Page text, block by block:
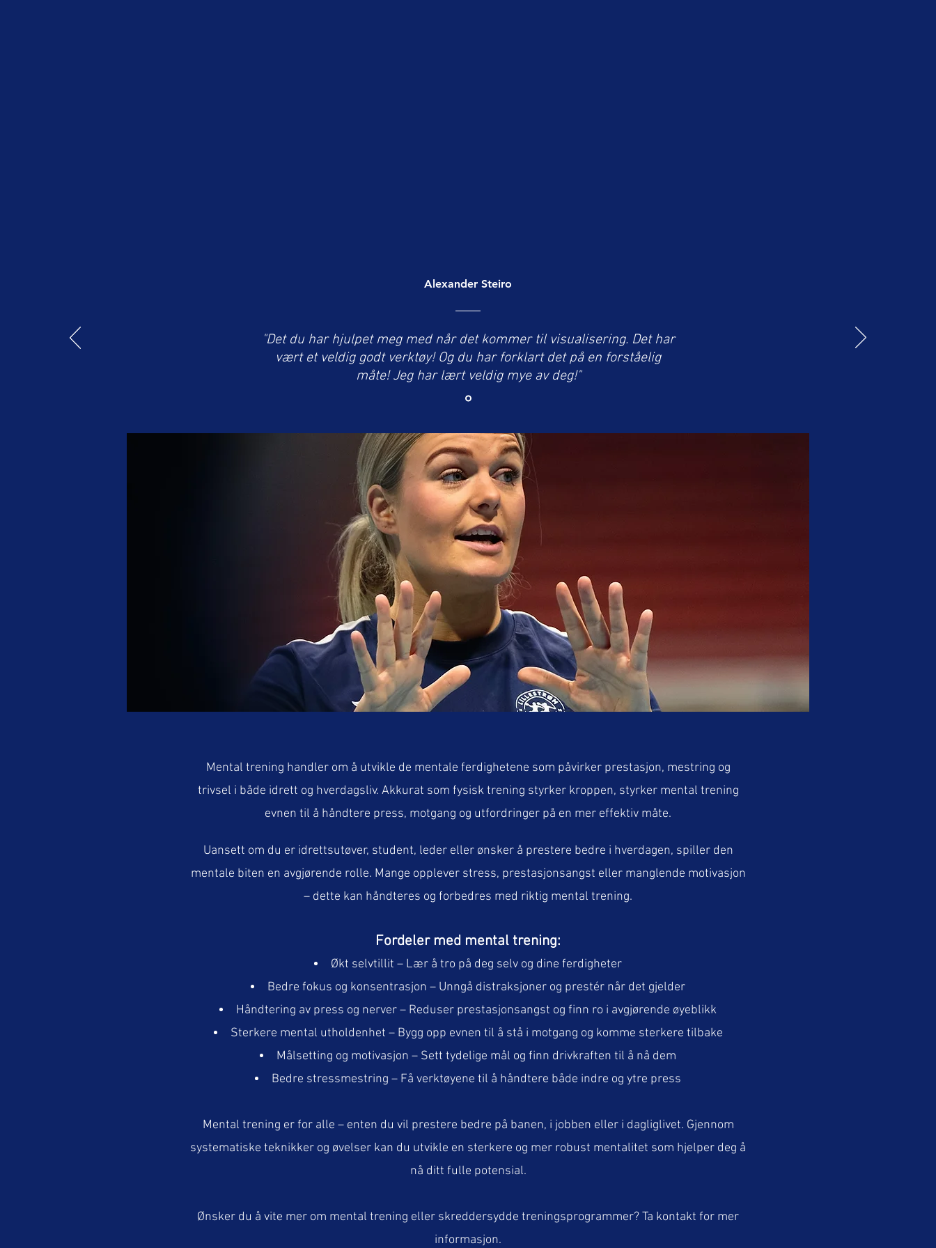
Alexander Steiro
"Det du har hjulpet meg med når det kommer til visualisering. Det har
vært et veldig godt verktøy! Og du har forklart det på en forståelig
måte! Jeg har lært veldig mye av deg!"
Mental trening handler om å utvikle de mentale ferdighetene som påvirker prestasjon, mestring og
trivsel i både idrett og hverdagsliv. Akkurat som fysisk trening styrker kroppen, styrker mental trening
evnen til å håndtere press, motgang og utfordringer på en mer effektiv måte.
Uansett om du er idrettsutøver, student, leder eller ønsker å prestere bedre i hverdagen, spiller den
mentale biten en avgjørende rolle. Mange opplever stress, prestasjonsangst eller manglende motivasjon
– dette kan håndteres og forbedres med riktig mental trening.
Fordeler med mental trening:
Økt selvtillit – Lær å tro på deg selv og dine ferdigheter
Bedre fokus og konsentrasjon – Unngå distraksjoner og prestér når det gjelder
Håndtering av press og nerver – Reduser prestasjonsangst og finn ro i avgjørende øyeblikk
Sterkere mental utholdenhet – Bygg opp evnen til å stå i motgang og komme sterkere tilbake
Målsetting og motivasjon – Sett tydelige mål og finn drivkraften til å nå dem
Bedre stressmestring – Få verktøyene til å håndtere både indre og ytre press​
Mental trening er for alle – enten du vil prestere bedre på banen, i jobben eller i dagliglivet. Gjennom
systematiske teknikker og øvelser kan du utvikle en sterkere og mer robust mentalitet som hjelper deg å
nå ditt fulle potensial.
Ønsker du å vite mer om mental trening eller skreddersydde treningsprogrammer? Ta kontakt for mer
informasjon.